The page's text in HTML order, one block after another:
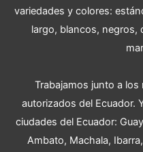
variedades y colores:
largo, blancos, negros,
Trabajamos junto a
autorizados del Ecuador.
ciudades del Ecuador:
Ambato, Machala,